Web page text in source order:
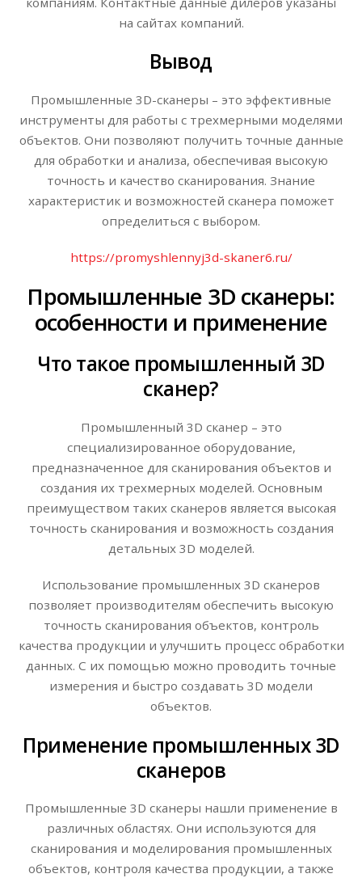
на сайтах компаний.
Вывод
Промышленные 3D-сканеры – это эффективные
инструменты для работы с трехмерными моделями
объектов. Они позволяют получить точные данные
для обработки и анализа, обеспечивая высокую
точность и качество сканирования. Знание
характеристик и возможностей сканера поможет
определиться с выбором.
https://promyshlennyj3d-skaner6.ru/
Промышленные 3D сканеры:
особенности и применение
Что такое промышленный 3D
сканер?
Промышленный 3D сканер – это
специализированное оборудование,
предназначенное для сканирования объектов и
создания их трехмерных моделей. Основным
преимуществом таких сканеров является высокая
точность сканирования и возможность создания
детальных 3D моделей.
Использование промышленных 3D сканеров
позволяет производителям обеспечить высокую
точность сканирования объектов, контроль
качества продукции и улучшить процесс обработки
данных. С их помощью можно проводить точные
измерения и быстро создавать 3D модели
объектов.
Применение промышленных 3D
сканеров
Промышленные 3D сканеры нашли применение в
различных областях. Они используются для
сканирования и моделирования промышленных
объектов, контроля качества продукции, а также